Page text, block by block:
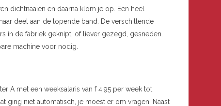
dichtnaaien en daarna klom je op. Een heel
deel aan de lopende band. De verschillende
in de fabriek geknipt, of liever gezegd, gesneden.
machine voor nodig.
A met een weeksalaris van f 4,95 per week tot
ging niet automatisch, je moest er om vragen. Naast